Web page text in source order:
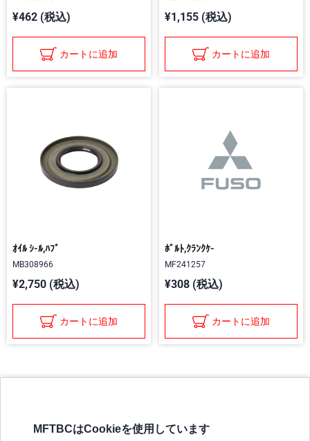
¥462 (税込)
カートに追加
¥1,155 (税込)
カートに追加
ｵｲﾙ ｼ-ﾙ,ﾊﾌﾞ
MB308966
¥2,750 (税込)
カートに追加
ﾎﾞﾙﾄ,ｸﾗﾝｸｹ-
MF241257
¥308 (税込)
カートに追加
MFTBCはCookieを使用しています